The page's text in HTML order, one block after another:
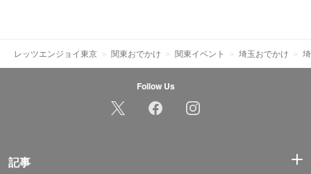
レッツエンジョイ東京 関東おでかけ 関東イベント 埼玉おでかけ
Follow Us
記事